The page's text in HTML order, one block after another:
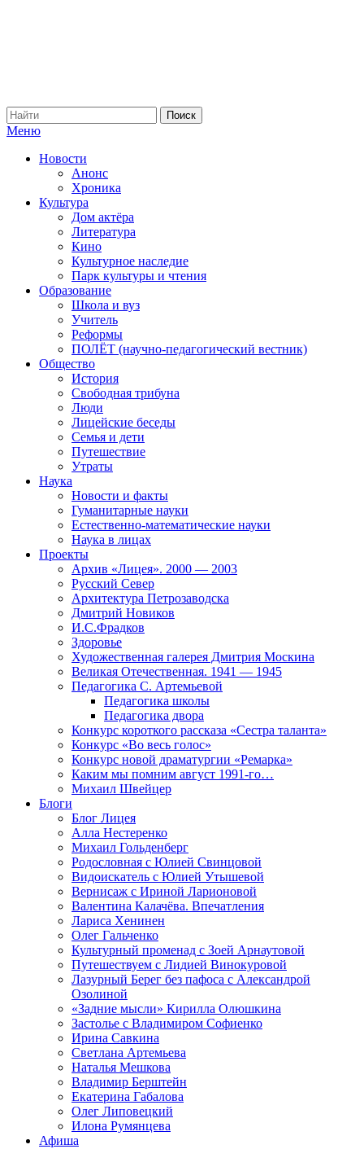
Меню
Новости
Анонс
Хроника
Культура
Дом актёра
Литература
Кино
Культурное наследие
Парк культуры и чтения
Образование
Школа и вуз
Учитель
Реформы
ПОЛЁТ (научно-педагогический вестник)
Общество
История
Свободная трибуна
Люди
Лицейские беседы
Семья и дети
Путешествие
Утраты
Наука
Новости и факты
Гуманитарные науки
Естественно-математические науки
Наука в лицах
Проекты
Архив «Лицея». 2000 — 2003
Русский Север
Архитектура Петрозаводска
Дмитрий Новиков
И.С.Фрадков
Здоровье
Художественная галерея Дмитрия Москина
Великая Отечественная. 1941 — 1945
Педагогика С. Артемьевой
Педагогика школы
Педагогика двора
Конкурс короткого рассказа «Сестра таланта»
Конкурс «Во весь голос»
Конкурс новой драматургии «Ремарка»
Каким мы помним август 1991-го…
Михаил Швейцер
Блоги
Блог Лицея
Алла Нестеренко
Михаил Гольденберг
Родословная с Юлией Свинцовой
Видоискатель с Юлией Утышевой
Вернисаж с Ириной Ларионовой
Валентина Калачёва. Впечатления
Лариса Хенинен
Олег Гальченко
Культурный променад с Зоей Арнаутовой
Путешествуем с Лидией Винокуровой
Лазурный Берег без пафоса с Александрой
Озолиной
«Задние мысли» Кирилла Олюшкина
Застолье с Владимиром Софиенко
Ирина Савкина
Светлана Артемьева
Наталья Мешкова
Владимир Берштейн
Екатерина Габалова
Олег Липовецкий
Илона Румянцева
Афиша